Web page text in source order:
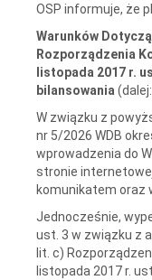
OSP informuje, że
Warunków
Rozporządzenia
listopada 2017 r.
bilansowania (dalej:
W związku z
nr 5/2026 WDB
wprowadzenia do
stronie
komunikatem oraz
Jednocześnie,
ust. 3 w związku z
lit. c)
listopada 2017 r.